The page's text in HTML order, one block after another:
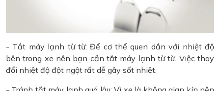
- Tắt máy lạnh từ từ: Để cơ thể quen dần với nhiệt độ
bên trong xe nên bạn cần tắt máy lạnh từ từ. Việc thay
đổi nhiệt độ đột ngột rất dễ gây sốt nhiệt.